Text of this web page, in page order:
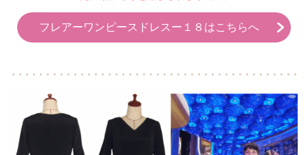
フレアーワンピースドレスー１８はこちらへ